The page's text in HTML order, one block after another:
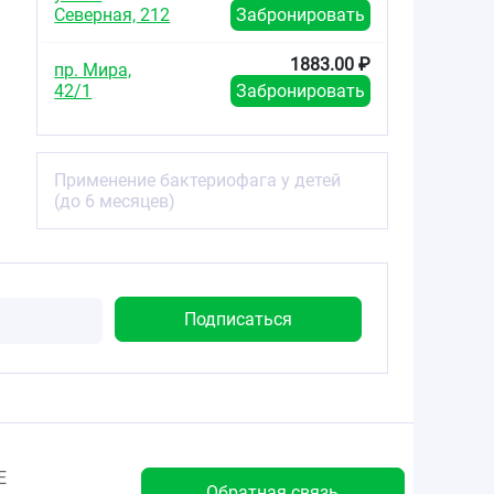
Северная, 212
Забронировать
пр. Мира,
42/1
1883.00 ₽
Забронировать
Применение бактериофага у детей
(до 6 месяцев)